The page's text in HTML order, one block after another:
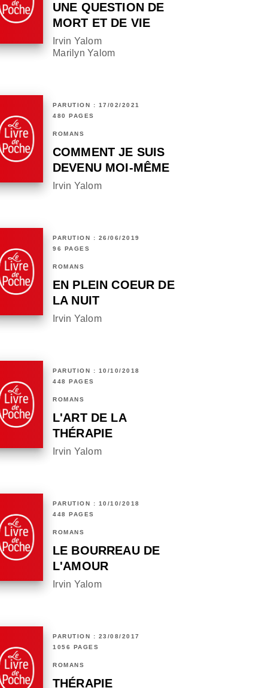
UNE QUESTION DE
MORT ET DE VIE
Irvin Yalom
Marilyn Yalom
PARUTION : 17/02/2021
480 PAGES
ROMANS
COMMENT JE SUIS
DEVENU MOI-MÊME
Irvin Yalom
PARUTION : 26/06/2019
96 PAGES
ROMANS
EN PLEIN COEUR DE
LA NUIT
Irvin Yalom
PARUTION : 10/10/2018
448 PAGES
ROMANS
L'ART DE LA
THÉRAPIE
Irvin Yalom
PARUTION : 10/10/2018
448 PAGES
ROMANS
LE BOURREAU DE
L'AMOUR
Irvin Yalom
PARUTION : 23/08/2017
1056 PAGES
ROMANS
THÉRAPIE